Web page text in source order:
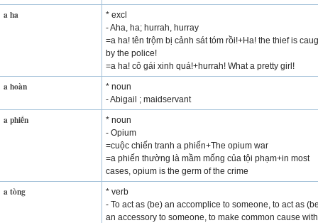
a ha
* excl
- Aha, ha; hurrah, hurray
=a ha! tên trộm bị cảnh sát tóm rồi!+Ha! the thief is
by the police!
=a ha! cô gái xinh quá!+hurrah! What a pretty girl!
a hoàn
* noun
- Abigail ; maidservant
a phiến
* noun
- Opium
=cuộc chiến tranh a phiến+The opium war
=a phiến thường là mầm mống của tội phạm+in most
cases, opium is the germ of the crime
a tòng
* verb
- To act as (be) an accomplice to someone, to act as
an accessory to someone, to make common cause with